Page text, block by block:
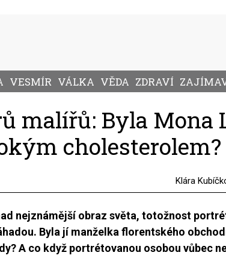
VESMÍR VÁLKA VĚDA ZDRAVÍ
malířů: Byla Mona
cholesterolem?
Klára
nejznámější obraz světa, totožnost
Byla jí manželka florentského
A co když portrétovanou osobou vůbec